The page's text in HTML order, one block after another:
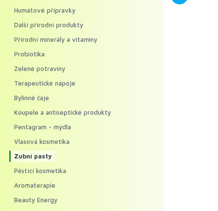
Humátové přípravky
Další přírodní produkty
Přírodní minerály a vitaminy
Probiotika
Zelené potraviny
Terapeutické nápoje
Bylinné čaje
Koupele a antiseptické produkty
Pentagram - mýdla
Vlasová kosmetika
Zubní pasty
Pěstící kosmetika
Aromaterapie
Beauty Energy